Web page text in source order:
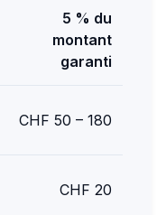
5 % du
montant
garanti
CHF 50 – 180
CHF 20